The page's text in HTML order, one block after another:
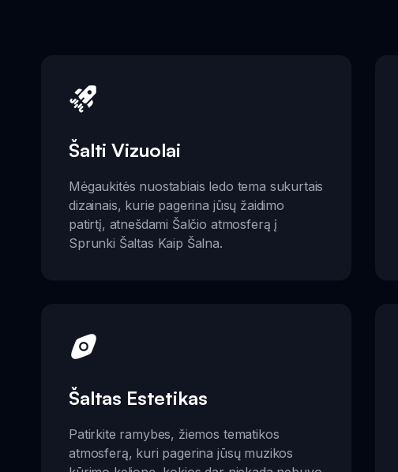
Šalti Vizuolai
Mėgaukitės nuostabiais ledo tema sukurtais
dizainais, kurie pagerina jūsų žaidimo
patirtį, atnešdami Šalčio atmosferą į
Sprunki Šaltas Kaip Šalna.
Šaltas Estetikas
Patirkite ramybes, žiemos tematikos
atmosferą, kuri pagerina jūsų muzikos